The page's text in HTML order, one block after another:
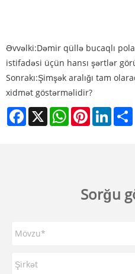
Əvvəlki:Dəmir qüllə bucaqlı
istifadəsi üçün hansı şərtlər
Sonrakı:Şimşək aralığı tam
xidmət göstərməlidir?
Facebook
X WhatsAppPinterest
Sorğu